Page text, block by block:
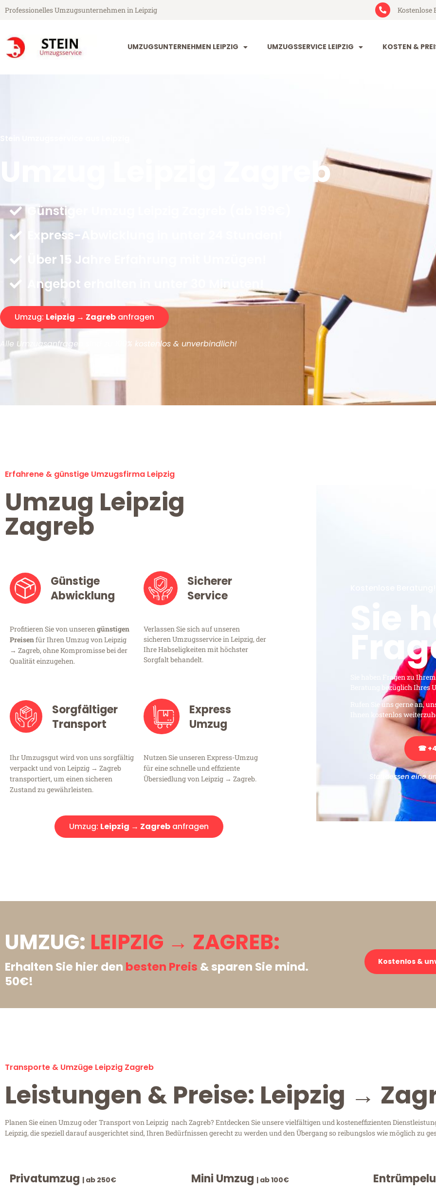
Professionelles Umzugsunternehmen in Leipzig Kostenlose
UMZUGSUNTERNEHMEN LEIPZIG UMZUGSSERVICE LEIPZIG KOSTEN &
Umzug Leipzig Zagreb
Günstiger Umzug Leipzig Zagreb (ab 199€)
Express-Abwicklung in unter 24 Stunden!
Über 15 Jahre Erfahrung mit Umzügen!
Angebot erhalten in unter 30 Minuten!
Umzug: Leipzig → Zagreb anfragen
Alle Umzugsanfragen sind zu 100% kostenlos & unverbindlich!
Erfahrene & günstige Umzugsfirma Leipzig
Umzug Leipzig
Zagreb
Günstige
Abwicklung
Profitieren Sie von unserengünstigen
Preisenfür Ihren Umzug von Leipzig
→ Zagreb, ohne Kompromisse bei der
Qualität einzugehen.
Sicherer
Service
Verlassen Sie sich auf unseren
sicheren Umzugsservice in Leipzig, der
Ihre Habseligkeiten mit höchster
Sorgfalt behandelt.
Sorgfältiger
Transport
Ihr Umzugsgut wird von uns sorgfältig
verpackt und von Leipzig → Zagreb
transportiert, um einen sicheren
Zustand zu gewährleisten.
Express
Umzug
Nutzen Sie unseren Express-Umzug
für eine schnelle und effiziente
Übersiedlung von Leipzig → Zagreb.
Umzug: Leipzig → Zagrebanfragen
Sie
Sie haben Fragen zu
Beratung bezüglich Ihres
Rufen Sie uns gerne an,
Ihnen kostenlos
☎
Stattdessen eine
UMZUG: LEIPZIG → ZAGREB:
Erhalten Sie hier den besten Preis & sparen Sie mind.
50€!
Kostenlos &
Transporte & Umzüge Leipzig Zagreb
Leistungen & Preise: Leipzig →
Planen Sie einen Umzug oder Transport von Leipzig nach Zagreb? Entdecken Sie unsere vielfältigen und kosteneffizienten
Leipzig, die speziell darauf ausgerichtet sind, Ihren Bedürfnissen gerecht zu werden und den Übergang so reibungslos wie möglich zu
Privatumzug | ab 250€ Mini Umzug | ab 100€